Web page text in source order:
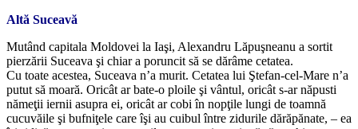
Altă Suceavă
Mutând capitala Moldovei la Iaşi, Alexandru Lăpuşneanu a sortit
pierzării Suceava şi chiar a poruncit să se dărâme cetatea.
Cu toate acestea, Suceava n’a murit. Cetatea lui Ştefan-cel-Mare n’a
putut să moară. Oricât ar bate-o ploile şi vântul, oricât s-ar năpusti
nămeţii iernii asupra ei, oricât ar cobi în nopţile lungi de toamnă
cucuvăile şi bufniţele care îşi au cuibul între zidurile dărăpănate, – ea